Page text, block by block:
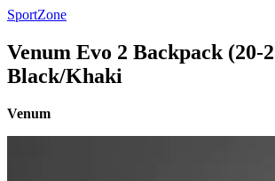
SportZone
Venum Evo 2 Backpack (20-
Black/Khaki
Venum